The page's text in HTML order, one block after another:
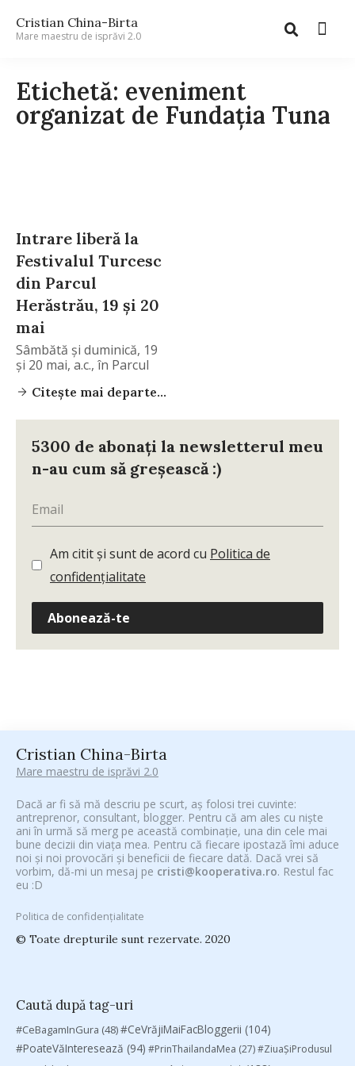
Cristian China-Birta
Mare maestru de isprăvi 2.0
Etichetă: eveniment
organizat de Fundaţia Tuna
Intrare liberă la
Festivalul Turcesc
din Parcul
Herăstrău, 19 și 20
mai
Sâmbătă şi duminică, 19
şi 20 mai, a.c., în Parcul
Citește mai departe...
5300 de abonați la newsletterul meu
n-au cum să greșească :)
Am citit și sunt de acord cu Politica de
confidențialitate
Abonează-te
Cristian China-Birta
Mare maestru de isprăvi 2.0
Dacă ar fi să mă descriu pe scurt, aș folosi trei cuvinte:
antreprenor, consultant, blogger. Pentru că am ales cu niște
ani în urmă să merg pe această combinație, una din cele mai
bune decizii din viața mea. Pentru că fiecare ipostază îmi aduce
noi și noi provocări și beneficii de fiecare dată. Dacă vrei să
vorbim, dă-mi un mesaj pe cristi@kooperativa.ro. Restul fac
eu :D
Politica de confidențialitate
© Toate drepturile sunt rezervate. 2020
Caută după tag-uri
#CeBagamInGura (48)#CeVrăjiMaiFacBloggerii (104)
#PoateVăInteresează (94) #PrinThailandaMea (27)#ZiuaȘiProdusul